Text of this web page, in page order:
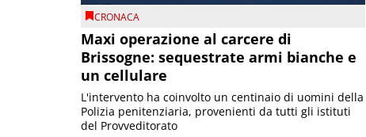
CRONACA
Maxi operazione al carcere di
Brissogne: sequestrate armi bianche e
un cellulare
L'intervento ha coinvolto un centinaio di uomini della
Polizia penitenziaria, provenienti da tutti gli istituti
del Provveditorato